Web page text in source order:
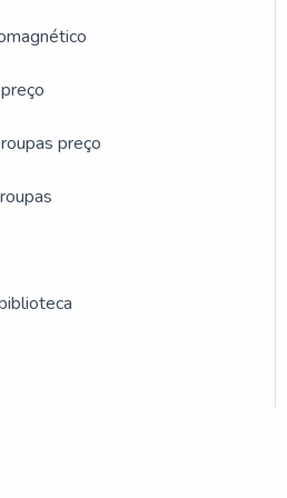
preço
IMAGENS
REFERENTE